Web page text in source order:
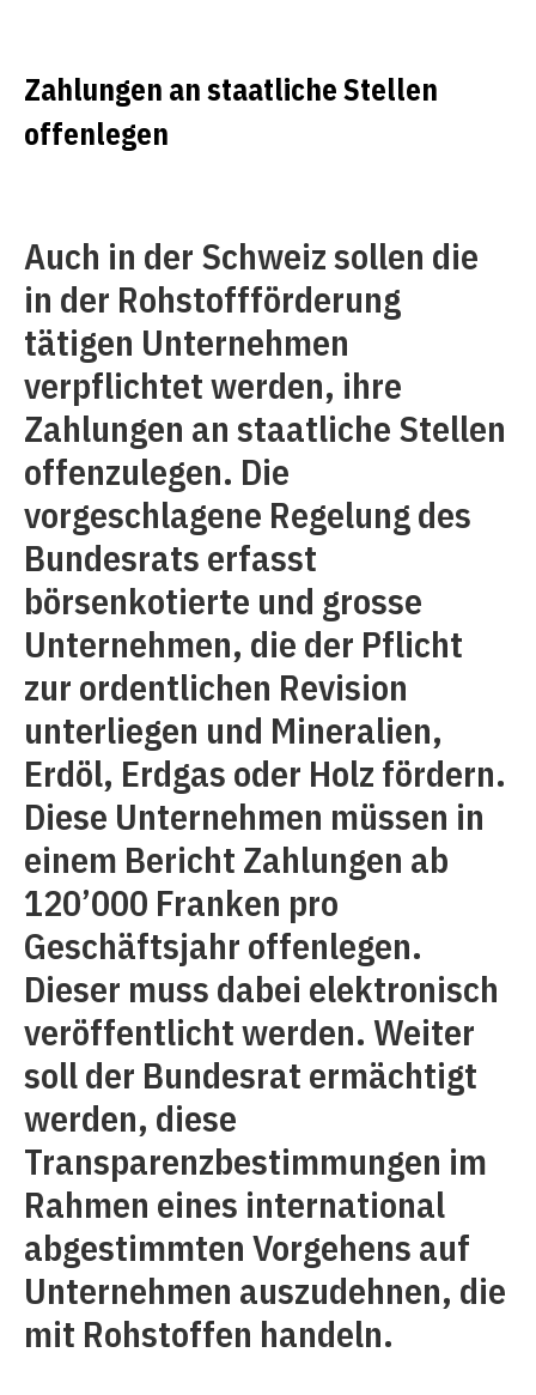
Zahlungen an staatliche Stellen
offenlegen
Auch in der Schweiz sollen die
in der Rohstoffförderung
tätigen Unternehmen
verpflichtet werden, ihre
Zahlungen an staatliche Stellen
offenzulegen. Die
vorgeschlagene Regelung des
Bundesrats erfasst
börsenkotierte und grosse
Unternehmen, die der Pflicht
zur ordentlichen Revision
unterliegen und Mineralien,
Erdöl, Erdgas oder Holz fördern.
Diese Unternehmen müssen in
einem Bericht Zahlungen ab
120’000 Franken pro
Geschäftsjahr offenlegen.
Dieser muss dabei elektronisch
veröffentlicht werden. Weiter
soll der Bundesrat ermächtigt
werden, diese
Transparenzbestimmungen im
Rahmen eines international
abgestimmten Vorgehens auf
Unternehmen auszudehnen, die
mit Rohstoffen handeln.